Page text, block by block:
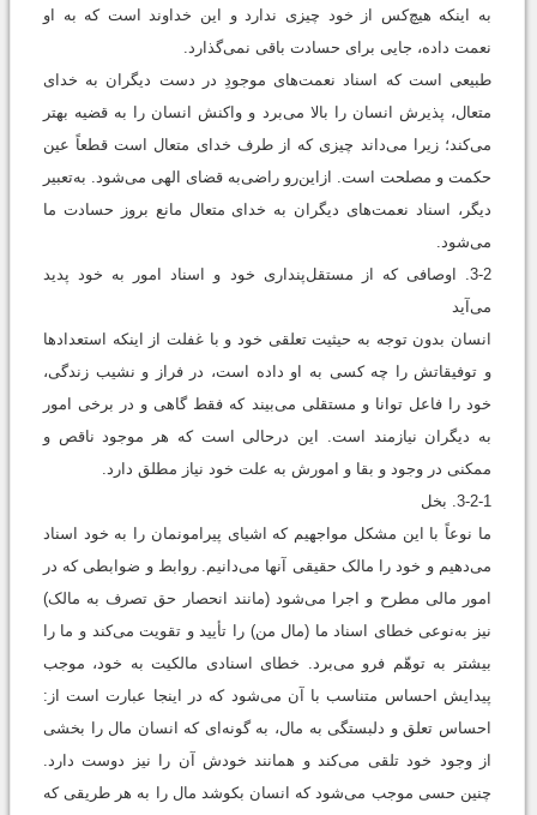
به اینکه هیچ‌کس از خود چیزی ندارد و این خداوند است که به او
نعمت‌ داده، جایی برای حسادت باقی نمی‌گذارد.
طبیعی است که اسناد نعمت‌های موجودِ در دست دیگران به خدای
متعال، پذیرش انسان را بالا می‌‌برد و واکنش انسان را به قضیه بهتر
می‌‌کند؛ زیرا می‌‌داند چیزی که از طرف خدای متعال است قطعاً عین
حکمت و مصلحت است. ازاین‌رو راضی‌به قضای الهی می‌‌شود. به‌تعبیر
دیگر، اسناد نعمت‌های دیگران به خدای متعال مانع بروز حسادت ما
می‌‌شود.
3-2. اوصافی که از مستقل‌پنداری خود و اسناد امور به خود پدید
می‌آید
انسان بدون توجه به حیثیت تعلقی خود و با غفلت از اینکه استعدادها
و توفیقاتش را چه کسی به او داده است، در فراز و نشیب زندگی،
خود را فاعل توانا و مستقلی می‌بیند که فقط گاهی و در برخی امور
به دیگران نیازمند است. این درحالی است که هر موجود ناقص و
ممکنی در وجود و بقا و امورش به علت خود نیاز مطلق دارد.
3-2-1. بخل
ما نوعاً با این مشکل مواجهیم که اشیای پیرامونمان را به خود اسناد
می‌‌دهیم و خود را مالک حقیقی آ‌نها می‌‌دانیم. روابط و ضوابطی که در
امور مالی مطرح و اجرا می‌‌شود (مانند انحصار حق تصرف به مالک)
نیز به‌نوعی خطای اسناد ما (مال من) را تأیید و تقویت می‌‌کند و ما را
بیشتر به توهّم فرو می‌‌برد. خطای اسنادی مالکیت به خود، موجب
پیدایش احساس متناسب با آن می‌‌شود که در اینجا عبارت است از:
احساس تعلق و دلبستگی به مال، به گونه‌ای که انسان مال را بخشی
از وجود خود تلقی می‌‌کند و همانند خودش آن را نیز دوست ‌‌دارد.
چنین حسی موجب می‌‌شود که انسان بکوشد مال را به‌ هر طریقی که